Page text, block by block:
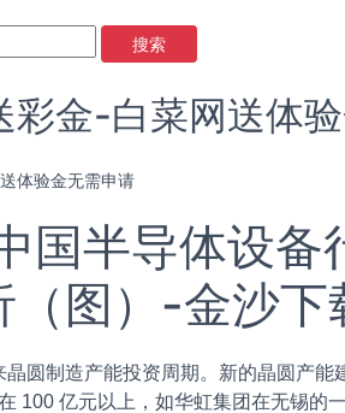
搜索
彩金-白菜网送体
体验金无需申请
国半导体设备
（图）-金沙下
制造产能投资周期。新的晶圆产能建
100 亿元以上，如华虹集团在无锡的